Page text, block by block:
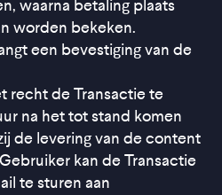
waarna betaling plaats
worden bekeken.
een bevestiging van de
recht de Transactie te
na het tot stand komen
de levering van de content
kan de Transactie
te sturen aan